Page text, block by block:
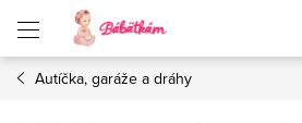
obsah
Autíčka, garáže a dráhy